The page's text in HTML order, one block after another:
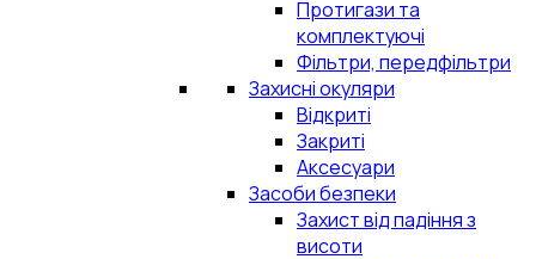
Протигази та
комплектуючі
Фільтри, передфільтри
Захисні окуляри
Відкриті
Закриті
Аксесуари
Засоби безпеки
Захист від падіння з
висоти